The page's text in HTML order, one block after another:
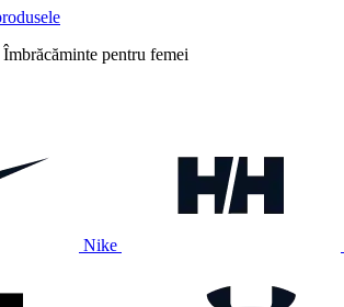
Îmbrăcăminte pentru femei
Nike